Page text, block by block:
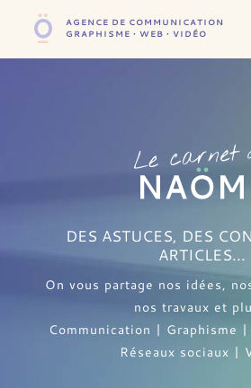
AGENCE DE COMMUNICATION
GRAPHISME • WEB • VIDÉO
DES ASTUCES, DES
ARTICLES...
On vous partage nos idées,
nos travaux et
Communication | Graphisme
Réseaux sociaux |